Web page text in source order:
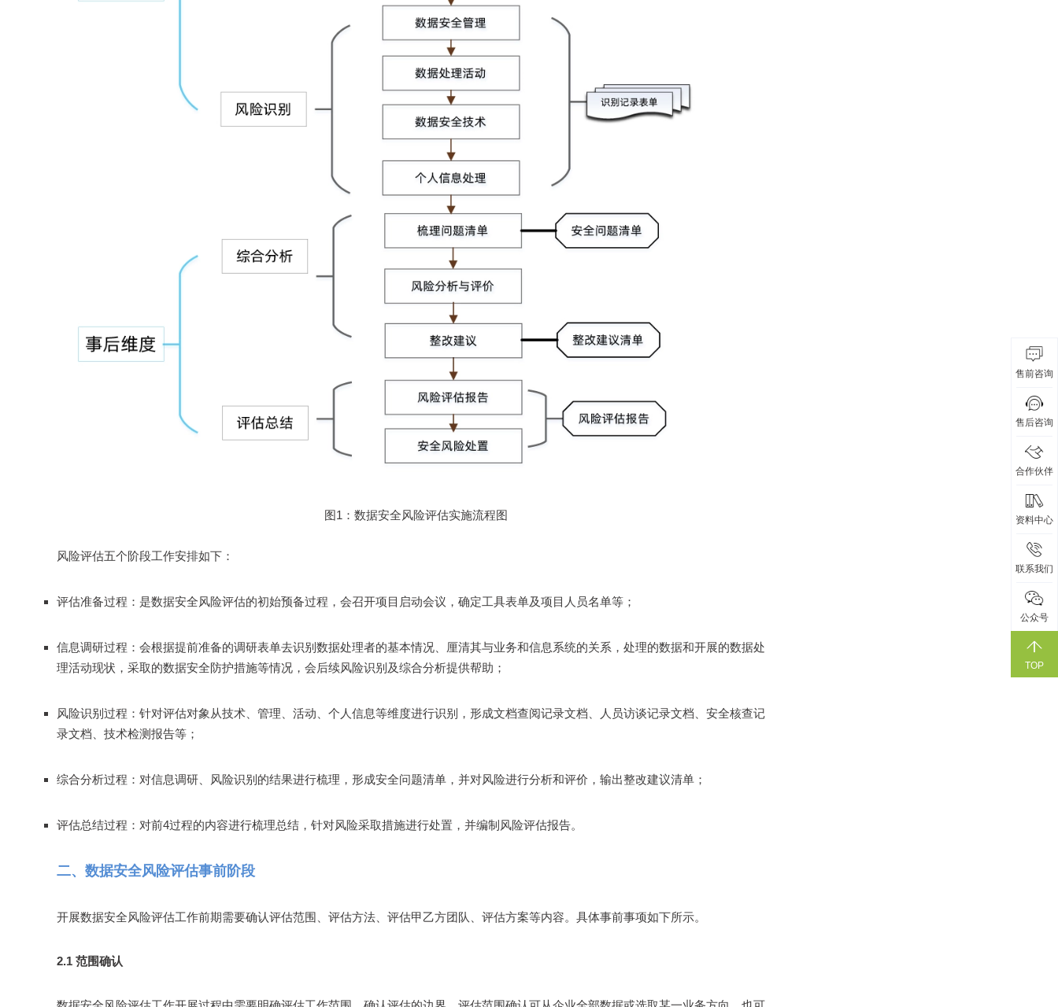
图1：数据安全风险评估实施流程图
风险评估五个阶段工作安排如下：
评估准备过程：是数据安全风险评估的初始预备过程，会召开项目启动会议，确定工具表单及项目人员名单等；
信息调研过程：会根据提前准备的调研表单去识别数据处理者的基本情况、厘清其与业务和信息系统的关系，处理的数据和开展的数据处
理活动现状，采取的数据安全防护措施等情况，会后续风险识别及综合分析提供帮助；
风险识别过程：针对评估对象从技术、管理、活动、个人信息等维度进行识别，形成文档查阅记录文档、人员访谈记录文档、安全核查记
录文档、技术检测报告等；
综合分析过程：对信息调研、风险识别的结果进行梳理，形成安全问题清单，并对风险进行分析和评价，输出整改建议清单；
评估总结过程：对前4过程的内容进行梳理总结，针对风险采取措施进行处置，并编制风险评估报告。
二、数据安全风险评估事前阶段
开展数据安全风险评估工作前期需要确认评估范围、评估方法、评估甲乙方团队、评估方案等内容。具体事前事项如下所示。
2.1 范围确认
售前咨询
售后咨询
合作伙伴
资料中心
联系我们
公众号
TOP